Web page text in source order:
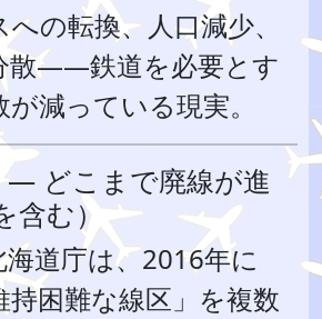
の転換、人口減少、
散――鉄道を必要とす
減っている現実。
— どこまで廃線が進
む）
海道庁は、2016年に
持困難な線区」を複数